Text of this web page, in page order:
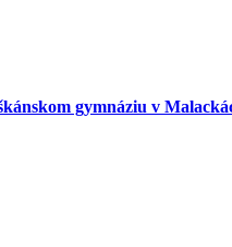
gymnáziu v